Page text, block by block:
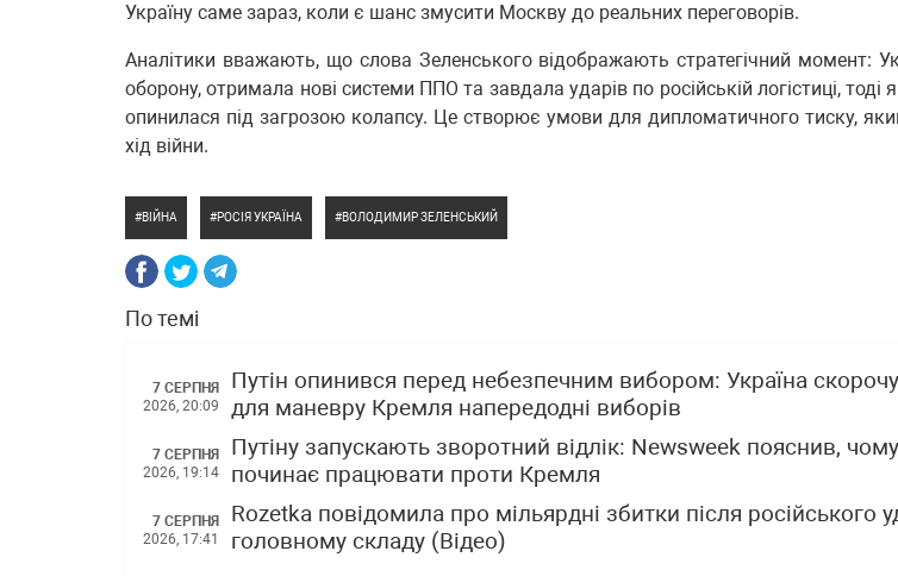
Україну саме зараз, коли є шанс змусити Москву до реальних переговорів.
Аналітики вважають, що слова Зеленського відображають стратегічний момент:
оборону, отримала нові системи ППО та завдала ударів по російській логістиці, тоді
опинилася під загрозою колапсу. Це створює умови для дипломатичного тиску,
хід війни.
ВІЙНА РОСІЯ УКРАЇНА ВОЛОДИМИР ЗЕЛЕНСЬКИЙ
По темі
7 СЕРПНЯ
2026, 20:09
Путін опинився перед небезпечним вибором: Україна
для маневру Кремля напередодні виборів
7 СЕРПНЯ
2026, 19:14
Путіну запускають зворотний відлік: Newsweek пояснив,
починає працювати проти Кремля
7 СЕРПНЯ
2026, 17:41
Rozetka повідомила про мільярдні збитки після російського
головному складу (Відео)